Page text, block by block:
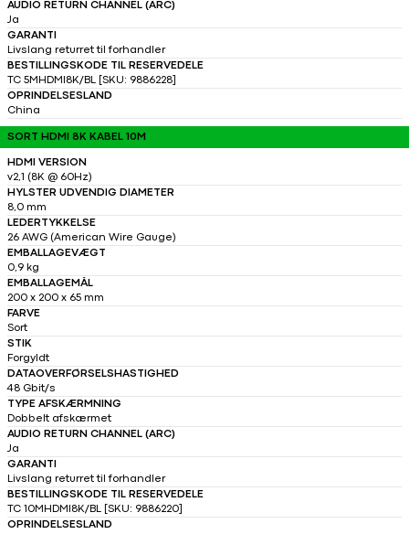
AUDIO RETURN CHANNEL (ARC)
Ja
GARANTI
Livslang returret til forhandler
BESTILLINGSKODE TIL RESERVEDELE
TC 5MHDMI8K/BL [SKU: 9886228]
OPRINDELSESLAND
China
SORT HDMI 8K KABEL 10M
HDMI VERSION
v2,1 (8K @ 60Hz)
HYLSTER UDVENDIG DIAMETER
8,0 mm
LEDERTYKKELSE
26 AWG (American Wire Gauge)
EMBALLAGEVÆGT
0,9 kg
EMBALLAGEMÅL
200 x 200 x 65 mm
FARVE
Sort
STIK
Forgyldt
DATAOVERFØRSELSHASTIGHED
48 Gbit/s
TYPE AFSKÆRMNING
Dobbelt afskærmet
AUDIO RETURN CHANNEL (ARC)
Ja
GARANTI
Livslang returret til forhandler
BESTILLINGSKODE TIL RESERVEDELE
TC 10MHDMI8K/BL [SKU: 9886220]
OPRINDELSESLAND